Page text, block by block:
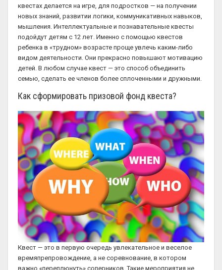
квестах делается на игре, для подростков — на получении
новых знаний, развитии логики, коммуникативных навыков,
мышления. Интеллектуальные и познавательные квесты
подойдут детям с 12 лет. Именно с помощью квестов
ребенка в «трудном» возрасте проще увлечь каким-либо
видом деятельности. Они прекрасно повышают мотивацию
детей. В любом случае квест — это способ объединить
семью, сделать ее членов более сплоченными и дружными.
Как сформировать призовой фонд квеста?
Квест — это в первую очередь увлекательное и веселое
времяпрепровождение, а не соревнование, в котором
важно «переплюнуть» соперников. Такие мероприятия не